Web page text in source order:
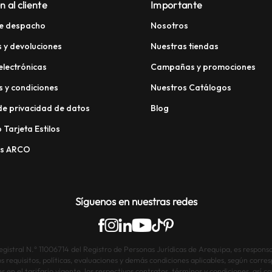
al cliente
despacho
y devoluciones
y condiciones
privacidad de datos
Estilos
ARCO
Importante
Nosotros
Nuestras tiendas
Campañas y promociones
Nuestros Catálogos
Blog
Síguenos en nuestras redes
N.° 11006714 del Registro de Personas Jurídicas de Arequipa, es
políticas, evaluaciones y demás condiciones aplicables, según